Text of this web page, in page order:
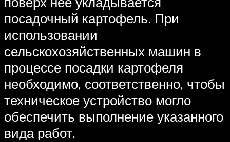
посадочный картофель. При
использовании
сельскохозяйственных машин в
процессе посадки картофеля
необходимо, соответственно, чтобы
техническое устройство могло
обеспечить выполнение указанного
вида работ.